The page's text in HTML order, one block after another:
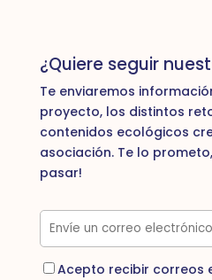
¿Quiere seguir
Te enviaremos
proyecto, los distintos
contenidos ecológicos
asociación. Te lo
pasar!
Acepto recibir correos